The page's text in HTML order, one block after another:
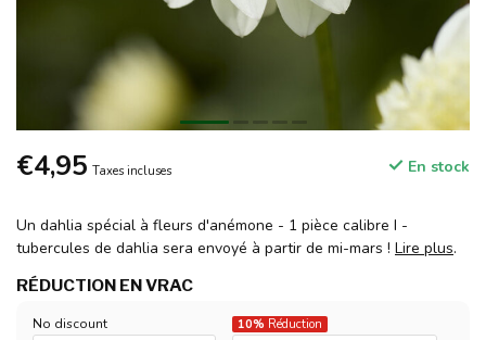
€4,95 Taxes incluses En stock
Un dahlia spécial à fleurs d'anémone - 1 pièce calibre I -
tubercules de dahlia sera envoyé à partir de mi-mars ! Lire plus.
RÉDUCTION EN VRAC
No discount 10% Réduction